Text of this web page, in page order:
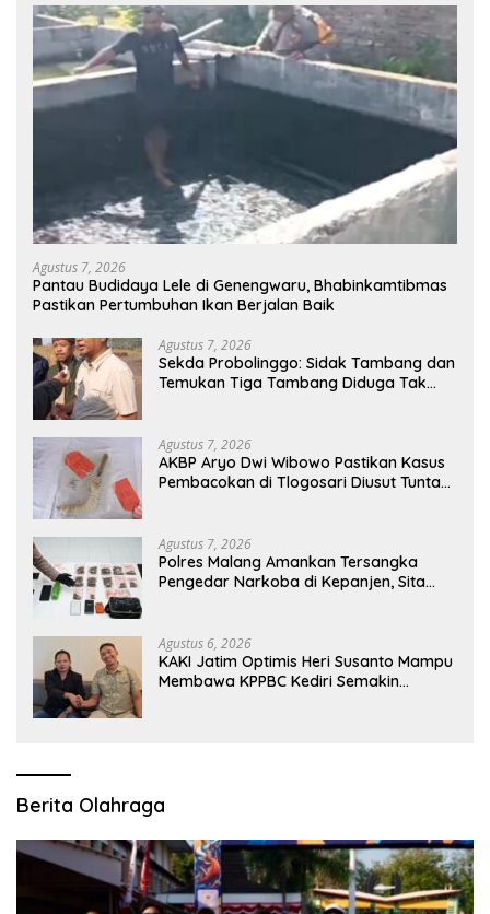
Agustus 7, 2026
Pantau Budidaya Lele di Genengwaru, Bhabinkamtibmas
Pastikan Pertumbuhan Ikan Berjalan Baik
Agustus 7, 2026
Sekda Probolinggo: Sidak Tambang dan
Temukan Tiga Tambang Diduga Tak
Agustus 7, 2026
AKBP Aryo Dwi Wibowo Pastikan Kasus
Pembacokan di Tlogosari Diusut Tuntas,
Agustus 7, 2026
Polres Malang Amankan Tersangka
Pengedar Narkoba di Kepanjen, Sita
Agustus 6, 2026
KAKI Jatim Optimis Heri Susanto Mampu
Membawa KPPBC Kediri Semakin
Berita Olahraga